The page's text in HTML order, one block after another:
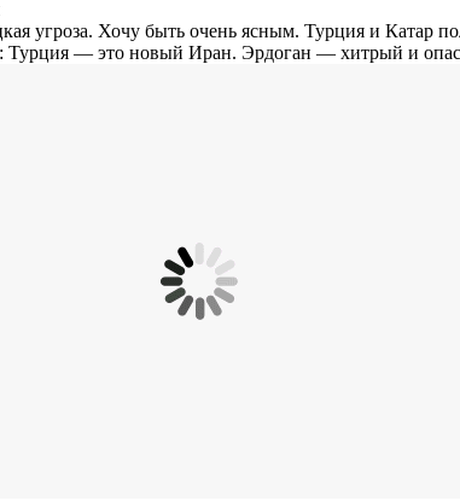
угроза. Хочу быть очень ясным. Турция и Катар
Турция — это новый Иран. Эрдоган — хитрый и